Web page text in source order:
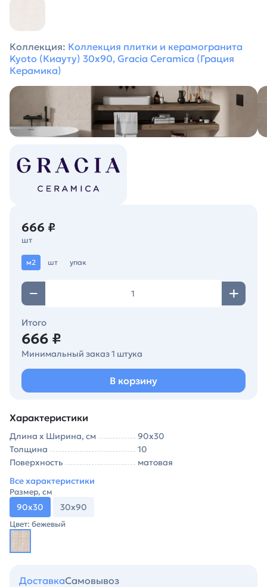
Коллекция: Коллекция плитки и керамогранита
Kyoto (Киауту) 30х90, Gracia Ceramica (Грация
Керамика)
666 ₽
шт
м2 шт упак
Итого
666 ₽
Минимальный заказ 1 штука
В корзину
Характеристики
Длина х Ширина, см
90х30
Толщина
10
Поверхность
матовая
Все характеристики
Размер, см
90х30 30х90
Цвет: бежевый
ДоставкаСамовывоз